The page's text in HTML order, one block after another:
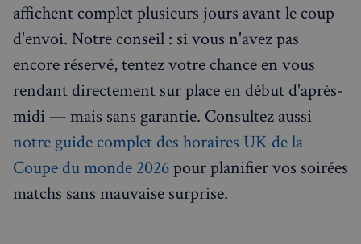
affichent complet plusieurs jours avant le coup
d'envoi. Notre conseil : si vous n'avez pas
encore réservé, tentez votre chance en vous
rendant directement sur place en début d'après-
midi — mais sans garantie. Consultez aussi
notre guide complet des horaires UK de la
Coupe du monde 2026pour planifier vos soirées
matchs sans mauvaise surprise.